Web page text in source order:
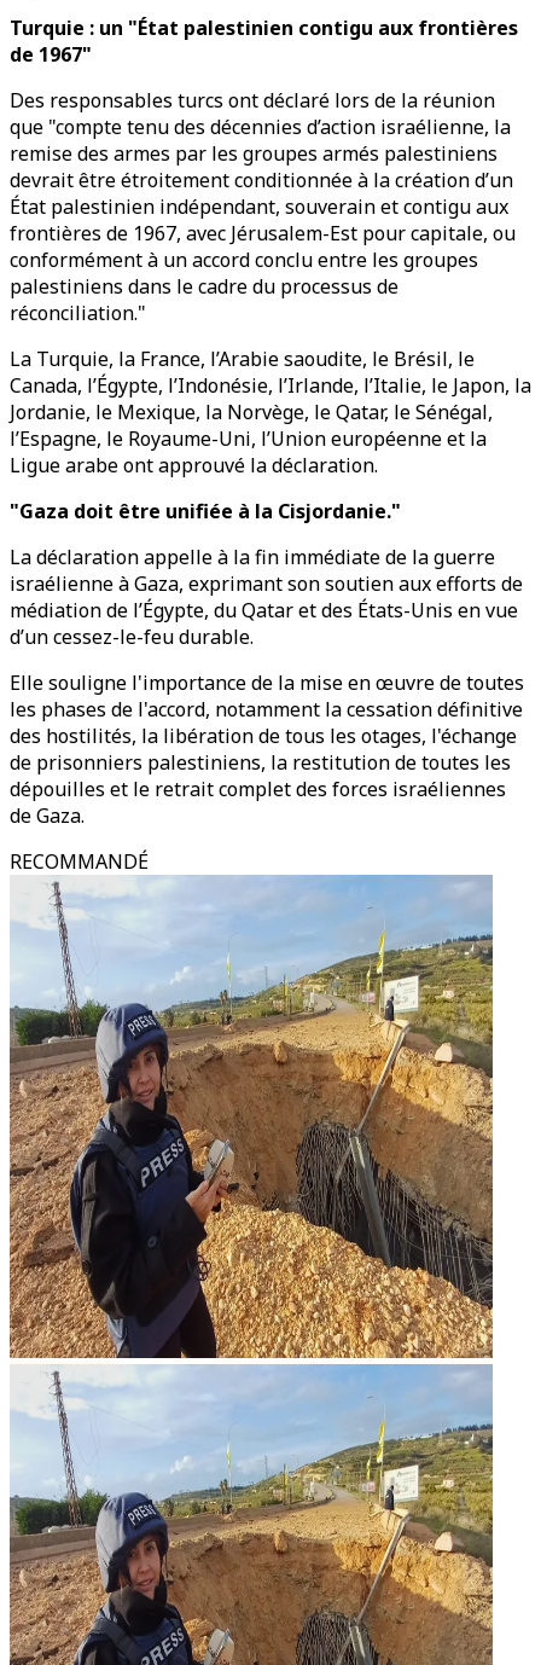
Turquie : un "État palestinien contigu aux frontières
de 1967"
Des responsables turcs ont déclaré lors de la réunion
que "compte tenu des décennies d’action israélienne, la
remise des armes par les groupes armés palestiniens
devrait être étroitement conditionnée à la création d’un
État palestinien indépendant, souverain et contigu aux
frontières de 1967, avec Jérusalem-Est pour capitale, ou
conformément à un accord conclu entre les groupes
palestiniens dans le cadre du processus de
réconciliation."
La Turquie, la France, l’Arabie saoudite, le Brésil, le
Canada, l’Égypte, l’Indonésie, l’Irlande, l’Italie, le Japon, la
Jordanie, le Mexique, la Norvège, le Qatar, le Sénégal,
l’Espagne, le Royaume-Uni, l’Union européenne et la
Ligue arabe ont approuvé la déclaration.
"Gaza doit être unifiée à la Cisjordanie."
La déclaration appelle à la fin immédiate de la guerre
israélienne à Gaza, exprimant son soutien aux efforts de
médiation de l’Égypte, du Qatar et des États-Unis en vue
d’un cessez-le-feu durable.
Elle souligne l'importance de la mise en œuvre de toutes
les phases de l'accord, notamment la cessation définitive
des hostilités, la libération de tous les otages, l'échange
de prisonniers palestiniens, la restitution de toutes les
dépouilles et le retrait complet des forces israéliennes
de Gaza.
RECOMMANDÉ